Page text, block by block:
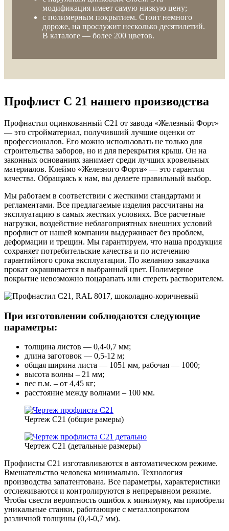
модификация имеет самую низкую цену;
с полимерным покрытием. Стоит немного
дороже, на прослужит несколько десятилетий.
В каталоге — более 200 цветов.
Профлист С 21 нашего производства
Профнастил оцинкованный С21 от завода «Железный Форт»
— это стройматериал, получивший лучшие оценки от
профессионалов. Его можно использовать не только для
строительства заборов, но и для перекрытия крыш. Он на
законных основаниях занимает среди лучших кровельных
материалов. Клеймо «Железного Форта» — это гарантия
качества. Обращаясь к нам, вы делаете правильный выбор.
Мы работаем в соответствии с жесткими стандартами и
регламентами. Все предлагаемые изделия рассчитаны на
эксплуатацию в самых жестких условиях. Все расчетные
нагрузки, воздействие неблагоприятных внешних условий
профлист от нашей компании выдерживает без проблем,
деформации и трещин. Мы гарантируем, что наша продукция
сохраняет потребительские качества и по истечению
гарантийного срока эксплуатации. По желанию заказчика
прокат окрашивается в выбранный цвет. Полимерное
покрытие невозможно поцарапать или стереть растворителем.
При изготовлении соблюдаются следующие
параметры:
толщина листов — 0,4-0,7 мм;
длина заготовок — 0,5-12 м;
общая ширина листа — 1051 мм, рабочая — 1000;
высота волны – 21 мм;
вес п.м. – от 4,45 кг;
расстояние между волнами – 100 мм.
Чертеж C21 (общие рамеры)
Чертеж C21 (детальные размеры)
Профлисты С21 изготавливаются в автоматическом режиме.
Вмешательство человека минимально. Технология
производства запатентована. Все параметры, характеристики
отслеживаются и контролируются в непрерывном режиме.
Чтобы свести вероятность ошибок к минимуму, мы приобрели
уникальные станки, работающие с металлопрокатом
различной толщины (0,4-0,7 мм).